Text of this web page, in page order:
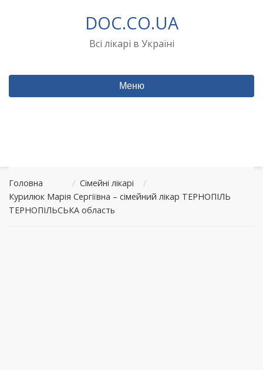
DOC.CO.UA
Всі лікарі в Україні
Меню
Головна / Сімейні лікарі
/
Курилюк Марія Сергіївна – сімейний лікар ТЕРНОПІЛЬ
ТЕРНОПІЛЬСЬКА область